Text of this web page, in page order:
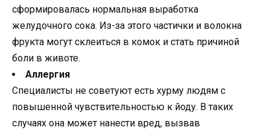
сформировалась нормальная выработка
желудочного сока. Из-за этого частички и волокна
фрукта могут склеиться в комок и стать причиной
боли в животе.
Аллергия
Специалисты не советуют есть хурму людям с
повышенной чувствительностью к йоду. В таких
случаях она может нанести вред, вызвав